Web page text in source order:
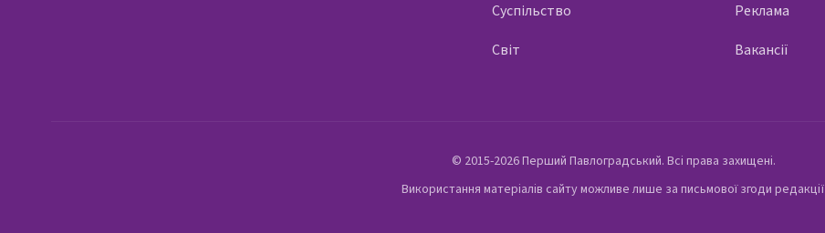
Суспільство
Світ
Реклама
Вакансії
© 2015-2026 Перший Павлоградський. Всі права захищені.
Використання матеріалів сайту можливе лише за письмової згоди редакції